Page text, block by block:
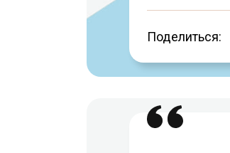
Поделиться: